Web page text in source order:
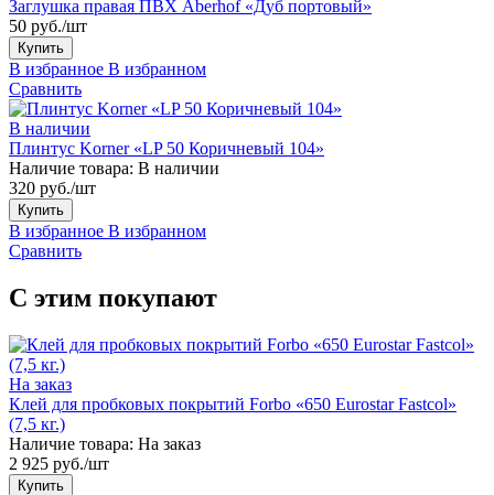
Заглушка правая ПВХ Aberhof «Дуб портовый»
50 руб./шт
Купить
В избранное В избранном
Сравнить
В наличии
Плинтус Korner «LP 50 Коричневый 104»
Наличие товара: В наличии
320 руб./шт
Купить
В избранное В избранном
Сравнить
С этим покупают
На заказ
Клей для пробковых покрытий Forbo «650 Eurostar Fastcol»
(7,5 кг.)
Наличие товара: На заказ
2 925 руб./шт
Купить